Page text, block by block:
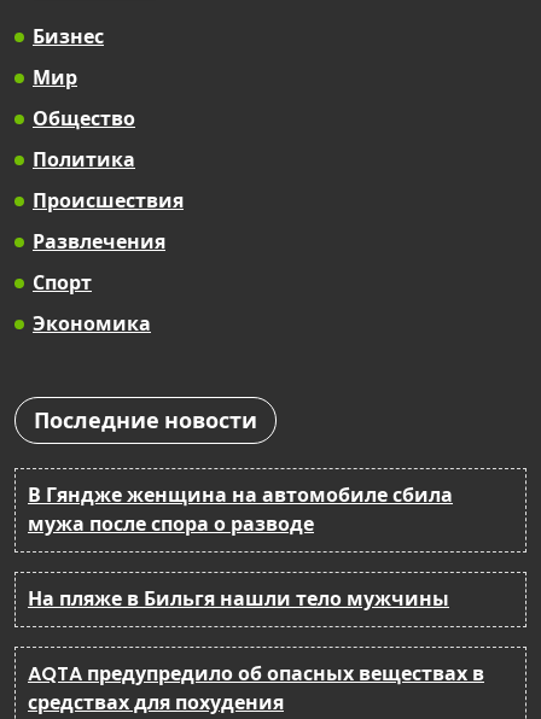
Бизнес
Мир
Общество
Политика
Происшествия
Развлечения
Спорт
Экономика
Последние новости
В Гяндже женщина на автомобиле сбила
мужа после спора о разводе
На пляже в Бильгя нашли тело мужчины
AQTA предупредило об опасных веществах в
средствах для похудения